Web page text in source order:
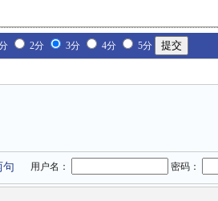
2分 3分 4分 5分
句 用户名： 密码：